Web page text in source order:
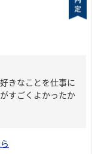
きなことを仕事に
すごくよかったか